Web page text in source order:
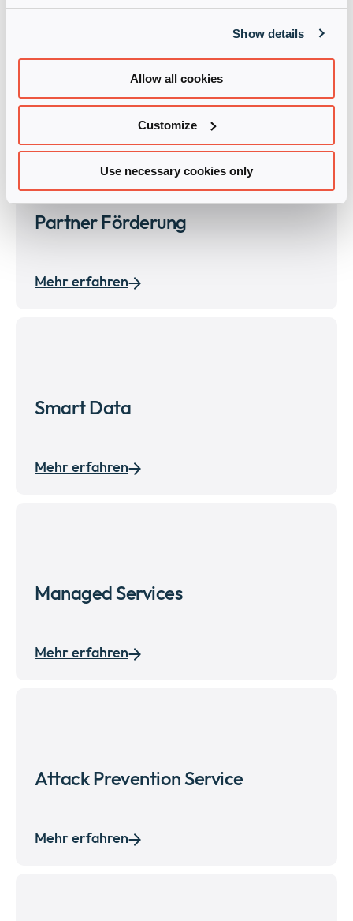
Show details
Allow all cookies
Customize
Use necessary cookies only
Unser
Dienstleistungsangebot für
Partner Förderung
Mehr erfahren
Smart Data
Mehr erfahren
Managed Services
Mehr erfahren
Attack Prevention Service
Mehr erfahren